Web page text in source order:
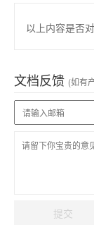
以上内容是否
文档反馈 (如有
提交